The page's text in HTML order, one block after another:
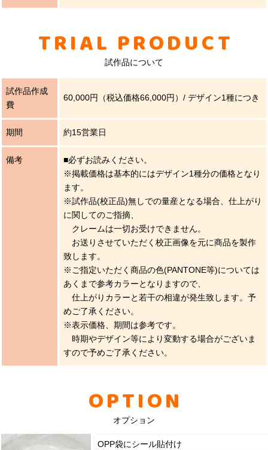
TRIAL PRODUCT
試作品について
試作品作成
費
60,000円（税込価格66,000円）/ デザイン1種につき
期間 約15営業日
備考
■必ずお読みください。
※掲載価格は基本的にはデザイン1種分の価格となり
ます。
※試作品(校正品)無しでの量産となる場合、仕上がり
に関してのご指摘、
クレームは一切お受けできません。
お送りさせていただく校正画像を元に商品を製作
致します。
※ご指定いただく商品の色(PANTONE等)については
あくまで参考カラーとなりますので、
仕上がりカラーと若干の相違が発生致します。予
めご了承ください。
※表示価格、期間は参考です。
時期やデザイン等により変動する場合がございま
すので予めご了承ください。
OPTION
オプション
OPP袋にシール貼付け